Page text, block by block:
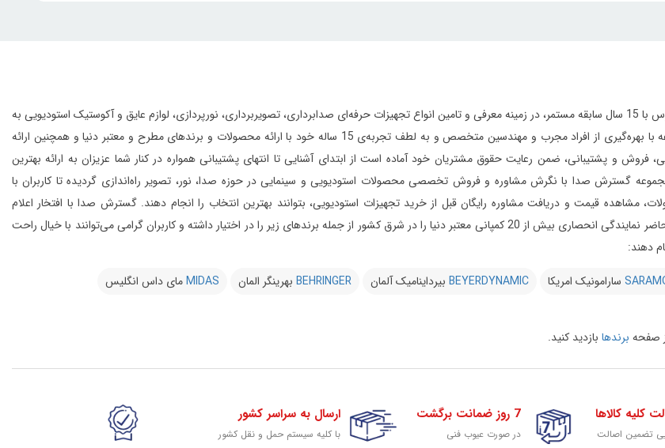
مجموعه گسترش صدا برتر توس با 15 سال سابقه مستمر، در زمینه معرفی و تامین انواع تجهیزات حرفه‌ای صدابرداری، تصویربرداری، نورپردازی، لوازم عایق و آکوستیک استودیویی به
این مجموعه با بهره‌گیری از افراد مجرب و مهندسین متخصص و به لطف تجربه‌ی 15 ساله خود با ارائه محصولات و برندهای مطرح و معتبر دنیا و همچنین ارائه
و پشتیبانی، ضمن رعایت حقوق مشتریان خود آماده است از ابتدای آشنایی تا انتهای پشتیبانی همواره در کنار شما عزیزان به ارائه بهترین
گسترش صدا با نگرش مشاوره و فروش تخصصی محصولات استودیویی و سینمایی در حوزه صدا، نور، تصویر راه‌اندازی گردیده تا کاربران با
مشاهده قیمت و دریافت مشاوره رایگان قبل از خرید تجهیزات استودیویی، بتوانند بهترین انتخاب را انجام دهند. گسترش صدا با افتخار اعلام
می‌دارد این مجموعه در حال حاضر نمایندگی انحصاری بیش از 20 کمپانی معتبر دنیا را در شرق کشور از جمله برندهای زیر را در اختیار داشته و کاربران گرامی می‌توانند با خیال راحت
دهند:
سارامونیک امریکا BEYERDYNAMIC بیرداینامیک آلمان BEHRINGER بهرینگر المان MIDAS مای داس انگلیس
صفحه برندها بازدید کنید.
کلیه کالاها
تضمین اصالت
7 روز ضمانت برگشت
در صورت عیوب فنی
ارسال به سراسر کشور
با کلیه سیستم حمل و نقل کشور